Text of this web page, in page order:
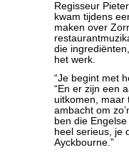
Regisseur
kwam tijdens
maken over
die
het werk.
“Je begint met
“En er zijn een
uitkomen, maar
ambacht om
ben die
heel serieus, je
Ayckbourne.”